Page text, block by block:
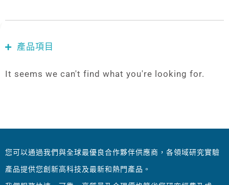
產品項目
It seems we can't find what you're looking for.
您可以通過我們與全球最優良合作夥伴供應商，各領域研究實驗
產品提供您創新高科技及最新和熱門產品。